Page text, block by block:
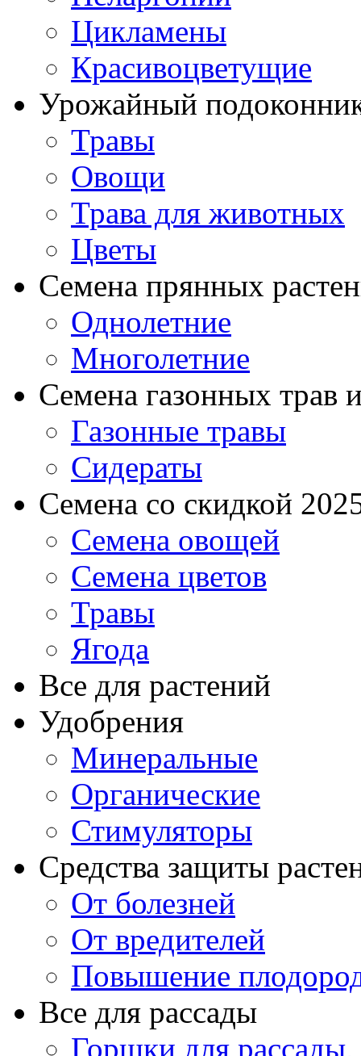
Цикламены
Красивоцветущие
Урожайный
Травы
Овощи
Трава для животных
Цветы
Семена прянных
Однолетние
Многолетние
Семена газонных трав
Газонные травы
Сидераты
Семена со скидкой
Семена овощей
Семена цветов
Травы
Ягода
Все для растений
Удобрения
Минеральные
Органические
Стимуляторы
Средства защиты
От болезней
От вредителей
Повышение
Все для рассады
Горшки для рассады,